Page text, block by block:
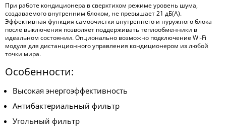
При работе кондиционера в сверхтихом режиме уровень шума,
создаваемого внутренним блоком, не превышает 21 дБ(А).
Эффективная функция самоочистки внутреннего и нуружного блока
после выключения позволяет поддерживать теплообменники в
идеальном состоянии. Опционально возможно подключение Wi-Fi
модуля для дистанционного управления кондиционером из любой
точки мира.
Особенности:
Высокая энергоэффективность
Антибактериальный фильтр
Угольный фильтр